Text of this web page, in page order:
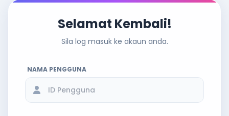
Selamat Kembali!
Sila log masuk ke akaun anda.
NAMA PENGGUNA